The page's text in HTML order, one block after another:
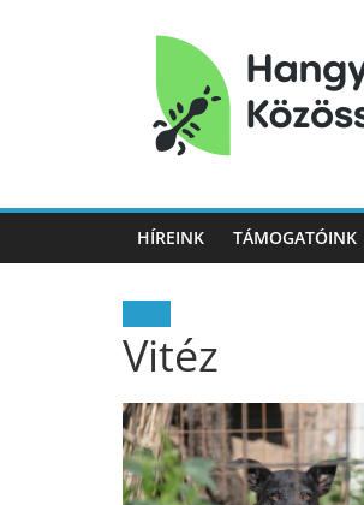
Hangya
Közösség
Hangya
Közösség
HÍREINK TÁMOGATÓINK
Vitéz